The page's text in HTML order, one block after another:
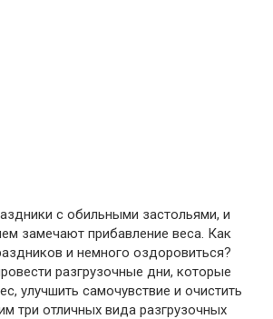
с обильными застольями, и
замечают прибавление веса. Как
и немного оздоровиться?
разгрузочные дни, которые
улучшить самочувствие и очистить
три отличных вида разгрузочных